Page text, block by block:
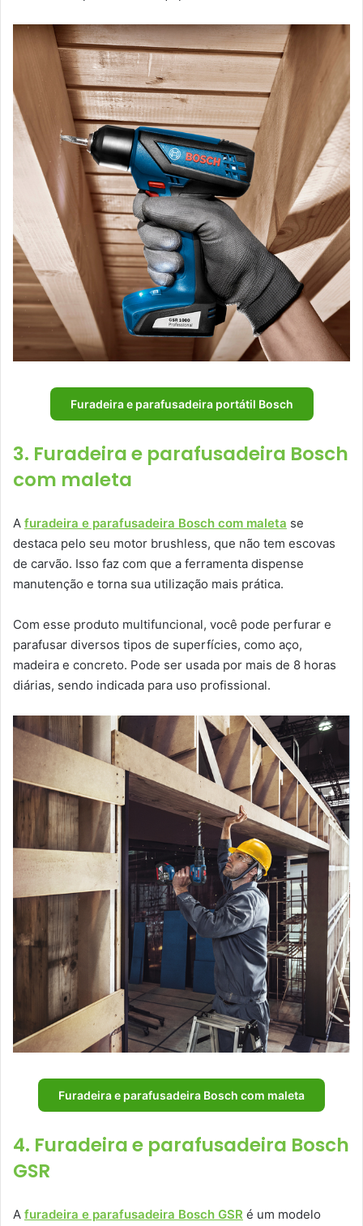
Furadeira e parafusadeira portátil Bosch
3. Furadeira e parafusadeira Bosch
com maleta
A furadeira e parafusadeira Bosch com maleta se
destaca pelo seu motor brushless, que não tem escovas
de carvão. Isso faz com que a ferramenta dispense
manutenção e torna sua utilização mais prática.
Com esse produto multifuncional, você pode perfurar e
parafusar diversos tipos de superfícies, como aço,
madeira e concreto. Pode ser usada por mais de 8 horas
diárias, sendo indicada para uso profissional.
Furadeira e parafusadeira Bosch com maleta
4. Furadeira e parafusadeira Bosch
GSR
A furadeira e parafusadeira Bosch GSR é um modelo